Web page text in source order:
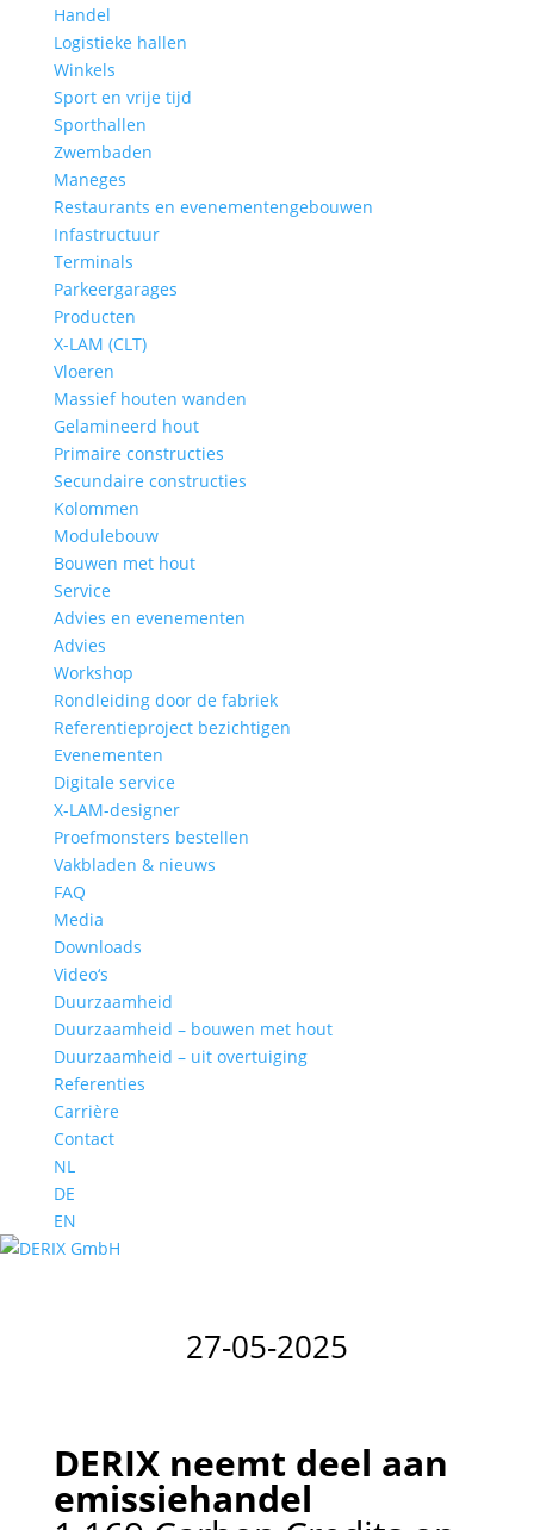
Handel
Logistieke hallen
Winkels
Sport en vrije tijd
Sporthallen
Zwembaden
Maneges
Restaurants en evenementengebouwen
Infastructuur
Terminals
Parkeergarages
Producten
X-LAM (CLT)
Vloeren
Massief houten wanden
Gelamineerd hout
Primaire constructies
Secundaire constructies
Kolommen
Modulebouw
Bouwen met hout
Service
Advies en evenementen
Advies
Workshop
Rondleiding door de fabriek
Referentieproject bezichtigen
Evenementen
Digitale service
X-LAM-designer
Proefmonsters bestellen
Vakbladen & nieuws
FAQ
Media
Downloads
Video‘s
Duurzaamheid
Duurzaamheid – bouwen met hout
Duurzaamheid – uit overtuiging
Referenties
Carrière
Contact
NL
DE
EN
27-05-2025
DERIX neemt deel aan
emissiehandel